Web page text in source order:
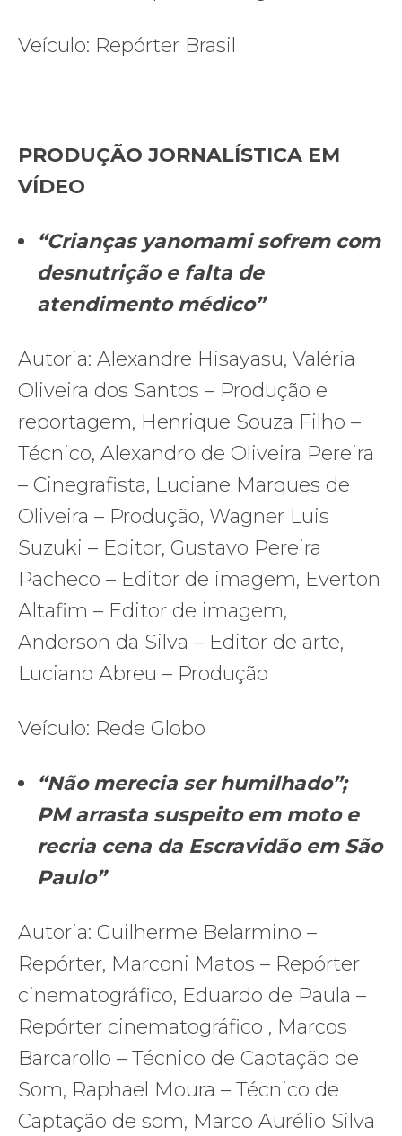
Veículo: Repórter Brasil
PRODUÇÃO JORNALÍSTICA EM
VÍDEO
“Crianças yanomami sofrem com
desnutrição e falta de
atendimento médico”
Autoria: Alexandre Hisayasu, Valéria
Oliveira dos Santos – Produção e
reportagem, Henrique Souza Filho –
Técnico, Alexandro de Oliveira Pereira
– Cinegrafista, Luciane Marques de
Oliveira – Produção, Wagner Luis
Suzuki – Editor, Gustavo Pereira
Pacheco – Editor de imagem, Everton
Altafim – Editor de imagem,
Anderson da Silva – Editor de arte,
Luciano Abreu – Produção
Veículo: Rede Globo
“Não merecia ser humilhado”;
PM arrasta suspeito em moto e
recria cena da Escravidão em São
Paulo”
Autoria: Guilherme Belarmino –
Repórter, Marconi Matos – Repórter
cinematográfico, Eduardo de Paula –
Repórter cinematográfico , Marcos
Barcarollo – Técnico de Captação de
Som, Raphael Moura – Técnico de
Captação de som, Marco Aurélio Silva